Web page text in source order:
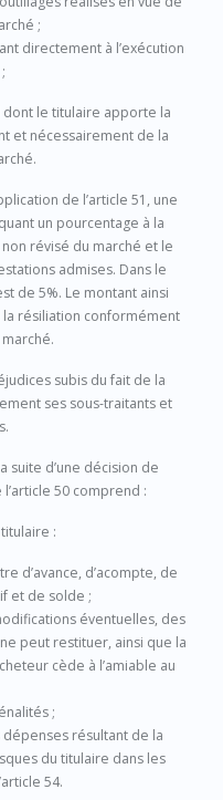
;
directement à l’exécution
dont le titulaire apporte la
et nécessairement de la
de l’article 51, une
un pourcentage à la
révisé du marché et le
admises. Dans le
de 5%. Le montant ainsi
la résiliation conformément
subis du fait de la
ses sous-traitants et
suite d’une décision de
50 comprend :
:
d’avance, d’acompte, de
et de solde ;
éventuelles, des
peut restituer, ainsi que la
cède à l’amiable au
;
résultant de la
du titulaire dans les
54.